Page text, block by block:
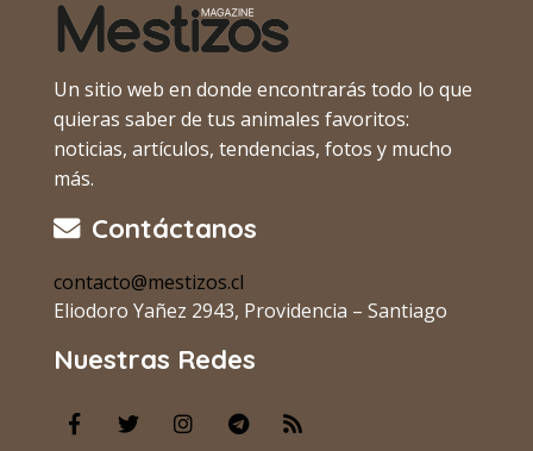
Un sitio web en donde encontrarás todo lo que
quieras saber de tus animales favoritos:
noticias, artículos, tendencias, fotos y mucho
más.
Contáctanos
contacto@mestizos.cl
Eliodoro Yañez 2943, Providencia – Santiago
Nuestras Redes